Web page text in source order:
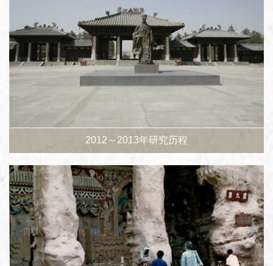
2012～2013年研究历程